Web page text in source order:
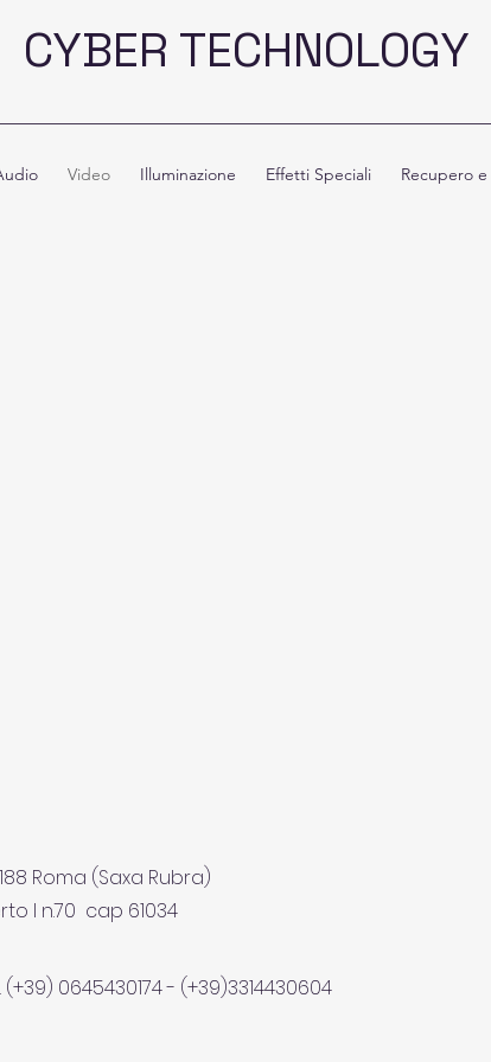
CYBER TECHNOLOGY
Video Illuminazione Effetti Speciali Recupero
Roma (Saxa Rubra)
I n.70 cap 61034
(+39) 0645430174 - (+39)3314430604